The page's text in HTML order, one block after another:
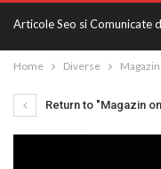
Articole Seo si Comunicate
Home Diverse
Return to "Magazin